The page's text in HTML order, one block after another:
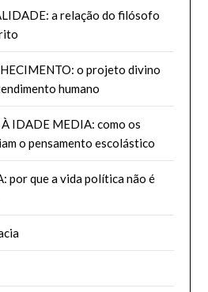
a relação do filósofo
o projeto divino
humano
IDADE MEDIA: como os
o pensamento escolástico
por que a vida política não é